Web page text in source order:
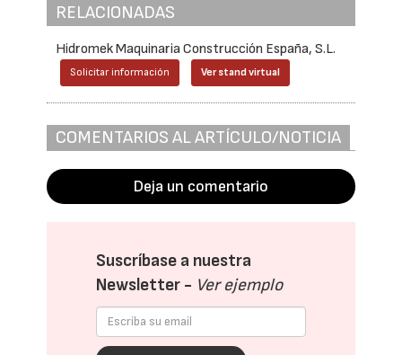
RELACIONADAS
Hidromek Maquinaria Construcción España, S.L.
Solicitar información Ver stand virtual
COMENTARIOS AL ARTÍCULO/NOTICIA
Deja un comentario
Suscríbase a nuestra
Newsletter - Ver ejemplo